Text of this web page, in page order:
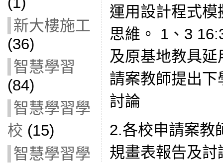
新大樓施工
(36)
智慧學習
(84)
智慧學習學
校 (15)
智慧學習學
運用設計程式
思維。 1、3
及原基地教具
請案教師提出
討論
2.各校申請案教
規畫表報告及